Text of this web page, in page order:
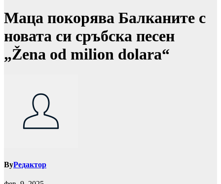
Маца покорява Балканите с
новата си сръбска песен
„Žena od milion dolara“
ByРедактор